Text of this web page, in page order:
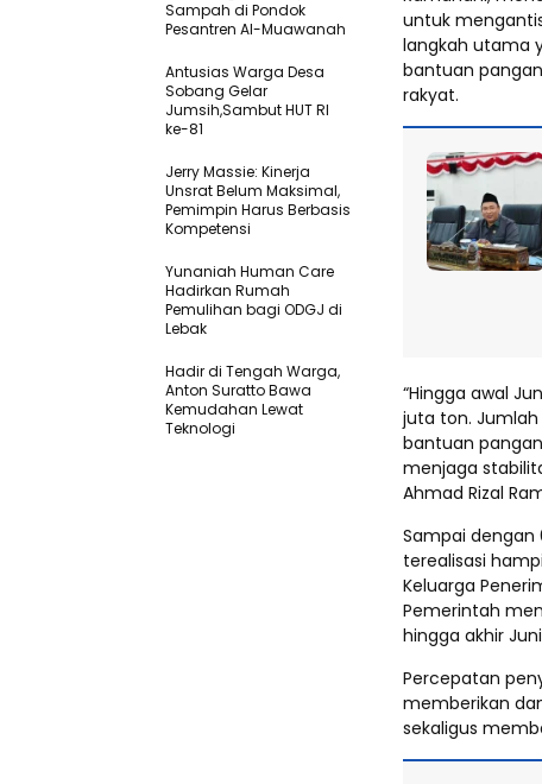
untuk
langkah utama
bantuan
rakyat.
“Hingga awal
juta ton.
bantuan
menjaga
Ahmad Rizal
Sampai dengan
terealisasi
Keluarga
Pemerintah
hingga akhir
Percepatan
memberikan
sekaligus
Sampah di Pondok
Pesantren Al-Muawanah
Antusias Warga Desa
Sobang Gelar
Jumsih,Sambut HUT RI
ke-81
Jerry Massie: Kinerja
Unsrat Belum Maksimal,
Pemimpin Harus Berbasis
Kompetensi
Yunaniah Human Care
Hadirkan Rumah
Pemulihan bagi ODGJ di
Lebak
Hadir di Tengah Warga,
Anton Suratto Bawa
Kemudahan Lewat
Teknologi ​